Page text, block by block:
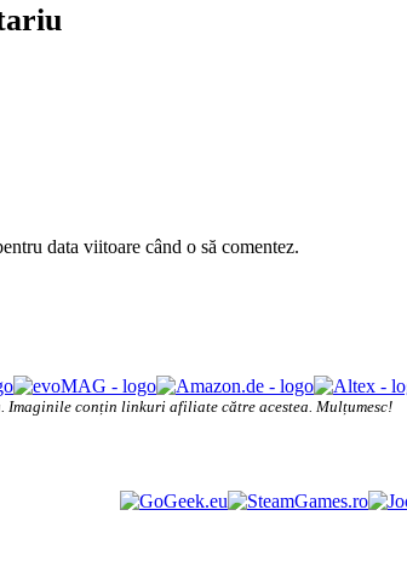
data viitoare când o să comentez.
Imaginile conțin linkuri afiliate către acestea. Mulțumesc!